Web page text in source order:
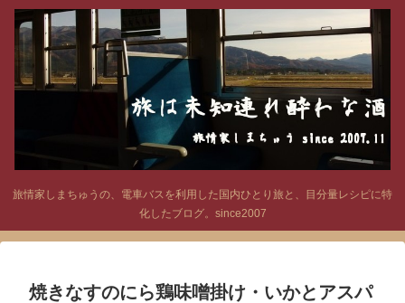
旅情家しまちゅうの、電車バスを利用した国内ひとり旅と、目分量レシピに特
化したブログ。since2007
焼きなすのにら鶏味噌掛け・いかとアスパ